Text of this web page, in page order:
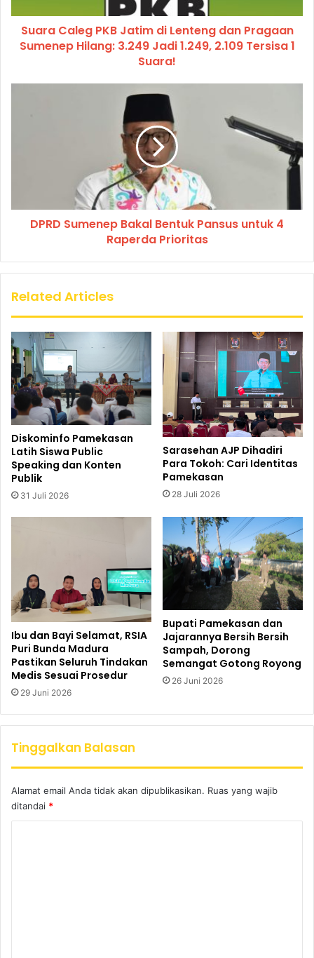
Suara Caleg PKB Jatim di Lenteng dan Pragaan
Sumenep Hilang: 3.249 Jadi 1.249, 2.109 Tersisa 1
Suara!
DPRD Sumenep Bakal Bentuk Pansus untuk 4
Raperda Prioritas
Related Articles
Diskominfo Pamekasan
Latih Siswa Public
Speaking dan Konten
Publik
31 Juli 2026
Sarasehan AJP Dihadiri
Para Tokoh: Cari Identitas
Pamekasan
28 Juli 2026
Ibu dan Bayi Selamat, RSIA
Puri Bunda Madura
Pastikan Seluruh Tindakan
Medis Sesuai Prosedur
29 Juni 2026
Bupati Pamekasan dan
Jajarannya Bersih Bersih
Sampah, Dorong
Semangat Gotong Royong
26 Juni 2026
Tinggalkan Balasan
Alamat email Anda tidak akan dipublikasikan. Ruas yang wajib
ditandai *